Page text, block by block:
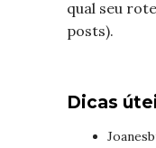
qual seu
posts).
Dicas